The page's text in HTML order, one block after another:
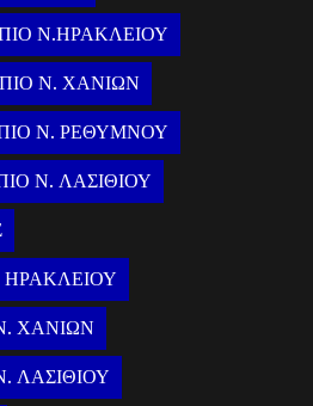
Ν.ΗΡΑΚΛΕΙΟΥ
Ν. ΧΑΝΙΩΝ
Ν. ΡΕΘΥΜΝΟΥ
Ν. ΛΑΣΙΘΙΟΥ
ΧΑΝΙΩΝ
ΛΑΣΙΘΙΟΥ